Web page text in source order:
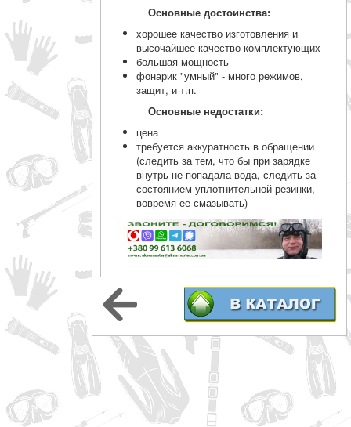
Основные достоинства:
хорошее качество изготовления и
высочайшее качество комплектующих
большая мощность
фонарик "умный" - много режимов,
защит, и т.п.
Основные недостатки:
цена
требуется аккуратность в обращении
(следить за тем, что бы при зарядке
внутрь не попадала вода, следить за
состоянием уплотнительной резинки,
вовремя ее смазывать)